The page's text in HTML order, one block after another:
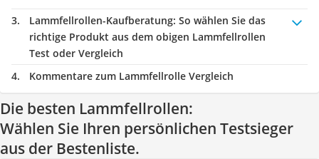
Lammfellrollen-Kaufberatung: So wählen Sie das
richtige Produkt aus dem obigen Lammfellrollen
Test oder Vergleich
Kommentare zum Lammfellrolle Vergleich
Die besten Lammfellrollen:
Wählen Sie Ihren persönlichen Testsieger
aus der Bestenliste.